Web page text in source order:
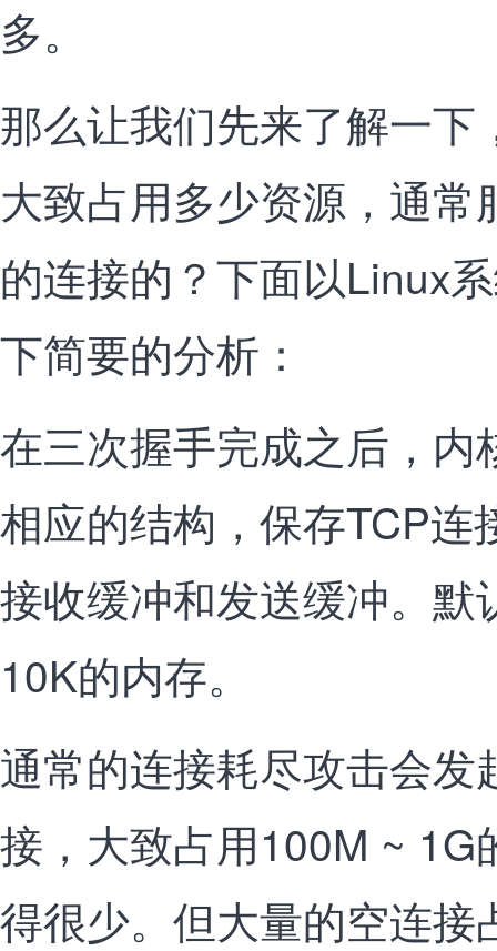
多。
那么让我们先来了解一下
大致占用多少资源，通
的连接的？下面以Linux
下简要的分析：
在三次握手完成之后，内
相应的结构，保存TCP连
接收缓冲和发送缓冲。默
10K的内存。
通常的连接耗尽攻击会发
接，大致占用100M ~ 1G
得很少。但大量的空连接